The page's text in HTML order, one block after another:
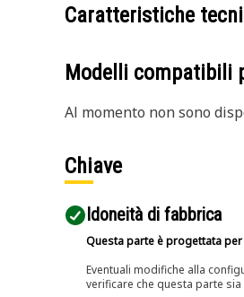
Caratteristiche
Modelli compatibili
Al momento non sono
Chiave
Idoneità di fabbrica
Questa parte è progettata
Eventuali modifiche alla
verificare che questa parte